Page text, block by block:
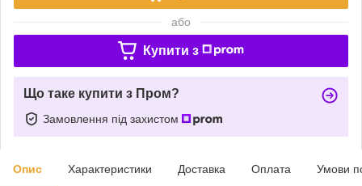
або
Купити з
Що таке купити з Пром?
Замовлення під захистом
Опис Характеристики Доставка Оплата Умови